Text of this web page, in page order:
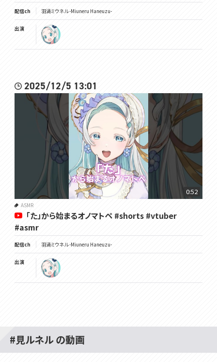
配信ch 羽渦ミウネル -Miuneru Haneuzu-
出演
2025/12/5 13:01
0:52
ASMR
「た」から始まるオノマトペ #shorts #vtuber
#asmr
配信ch 羽渦ミウネル -Miuneru Haneuzu-
出演
#見ルネル の動画